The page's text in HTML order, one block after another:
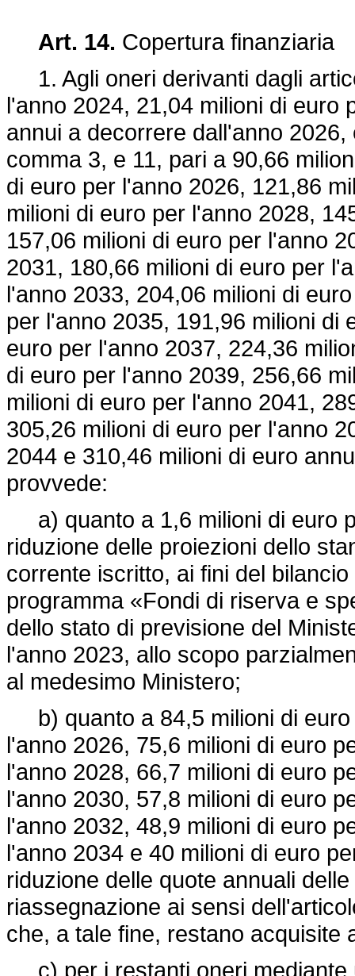
Art. 14. Copertura finanziaria
1. Agli oneri derivanti dagli
l'anno 2024, 21,04 milioni di euro
annui a decorrere dall'anno
comma 3, e 11, pari a 90,66
di euro per l'anno 2026, 121,86
milioni di euro per l'anno 2028,
157,06 milioni di euro per l'anno
2031, 180,66 milioni di euro per
l'anno 2033, 204,06 milioni di
per l'anno 2035, 191,96 milioni di
euro per l'anno 2037, 224,36
di euro per l'anno 2039, 256,66
milioni di euro per l'anno 2041,
305,26 milioni di euro per l'anno
2044 e 310,46 milioni di euro
provvede:
a) quanto a 1,6 milioni di euro
riduzione delle proiezioni dello
corrente iscritto, ai fini del
programma «Fondi di riserva e
dello stato di previsione del
l'anno 2023, allo scopo
al medesimo Ministero;
b) quanto a 84,5 milioni di euro
l'anno 2026, 75,6 milioni di euro
l'anno 2028, 66,7 milioni di euro
l'anno 2030, 57,8 milioni di euro
l'anno 2032, 48,9 milioni di euro
l'anno 2034 e 40 milioni di euro
riduzione delle quote annuali
riassegnazione ai sensi
che, a tale fine, restano acquisite
c) per i restanti oneri mediante